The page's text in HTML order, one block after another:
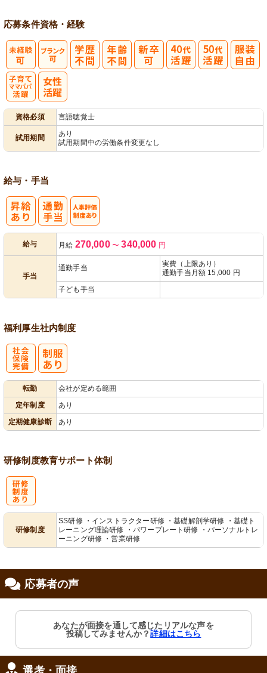
応募条件資格・経験
資格必須 言語聴覚士
試用期間
あり
試用期間中の労働条件変更なし
給与・手当
給与 月給 270,000 〜 340,000 円
手当
通勤手当
実費（上限あり）
通勤手当月額 15,000 円
子ども手当
福利厚生社内制度
転勤
会社が定める範囲
定年制度
あり
定期健康診断
あり
研修制度教育サポート体制
研修制度
SS研修 ・インストラクター研修 ・基礎解剖学研修 ・基礎ト
レーニング理論研修 ・パワープレート研修 ・パーソナルトレ
ーニング研修 ・営業研修
応募者の声
あなたが面接を通して感じたリアルな声を
投稿してみませんか？詳細はこちら
選考・面接